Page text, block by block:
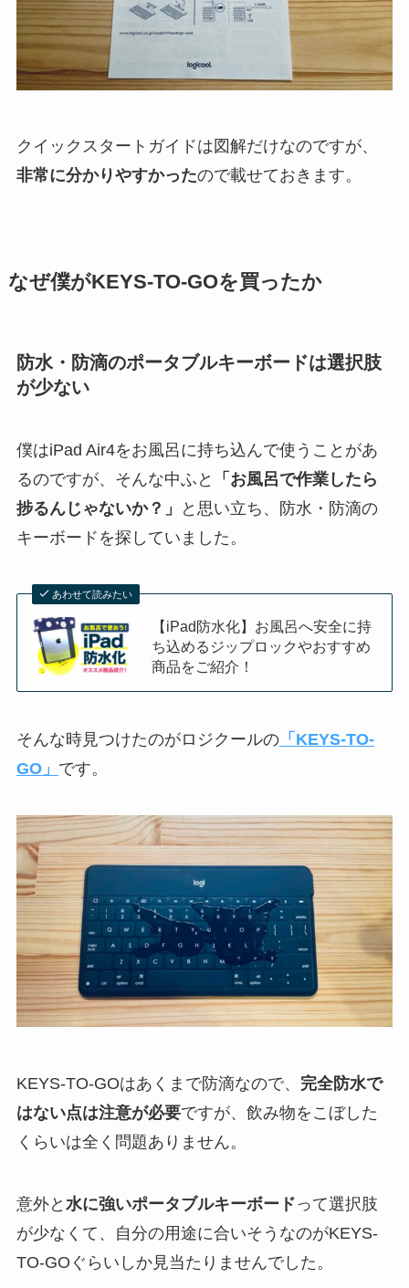
クイックスタートガイドは図解だけなのですが、
非常に分かりやすかったので載せておきます。
なぜ僕がKEYS-TO-GOを買ったか
防水・防滴のポータブルキーボードは選択肢
が少ない
僕はiPad Air4をお風呂に持ち込んで使うことがあ
るのですが、そんな中ふと
「お風呂で作業したら
捗るんじゃないか？」
と思い立ち、防水・防滴の
キーボードを探していました。
あわせて読みたい
【iPad防水化】お風呂へ安全に持
ち込めるジップロックやおすすめ
商品をご紹介！
そんな時見つけたのがロジクールの「KEYS-TO-
GO」 です。
KEYS-TO-GOはあくまで防滴なので、 完全防水で
はない点は注意が必要ですが、飲み物をこぼした
くらいは全く問題ありません。
意外と 水に強いポータブルキーボードって選択肢
が少なくて、自分の用途に合いそうなのがKEYS-
TO-GOぐらいしか見当たりませんでした。